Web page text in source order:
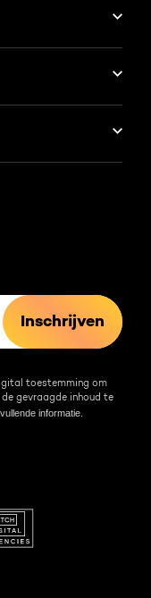
toestemming om
de gevraagde inhoud te
informatie.